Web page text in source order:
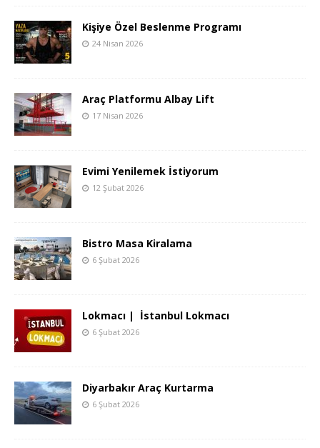
Kişiye Özel Beslenme Programı
24 Nisan 2026
Araç Platformu Albay Lift
17 Nisan 2026
Evimi Yenilemek İstiyorum
12 Şubat 2026
Bistro Masa Kiralama
6 Şubat 2026
Lokmacı | İstanbul Lokmacı
6 Şubat 2026
Diyarbakır Araç Kurtarma
6 Şubat 2026